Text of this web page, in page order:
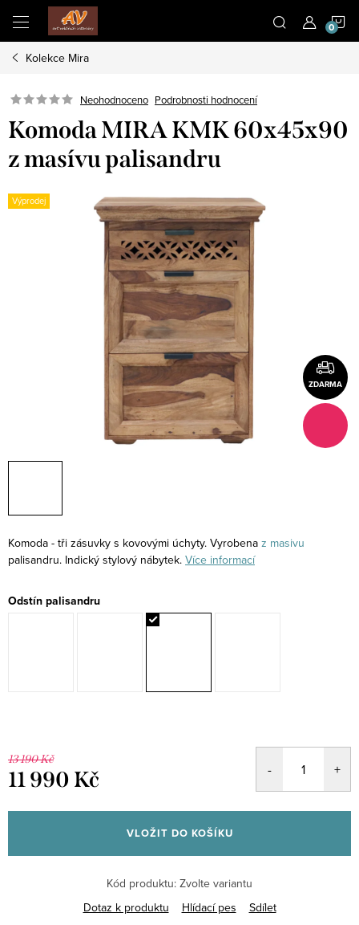
obsah
Kolekce Mira
Neohodnoceno Podrobnosti hodnocení
Komoda MIRA KMK 60x45x90
z masívu palisandru
Výprodej
ZDARMA
Komoda - tři zásuvky s kovovými úchyty. Vyrobena z masivu
palisandru. Indický stylový nábytek. Více informací
Odstín palisandru
13 190 Kč
11 990 Kč
cena:
VLOŽIT DO KOŠÍKU
Kód produktu: Zvolte variantu
Dotaz k produktu
Hlídací pes Sdílet